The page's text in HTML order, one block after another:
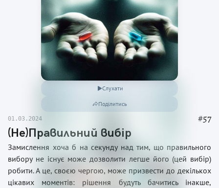
Слухати
Поділитись
01.03.2024 #57
(Не)Правильний вибір
Замислення хоча б на секунду над тим, що правильного
вибору не існує може дозволити легше його (цей вибір)
робити. А це, своєю чергою, може призвести до декількох
цікавих моментів: рішення будуть бачитись інакше,